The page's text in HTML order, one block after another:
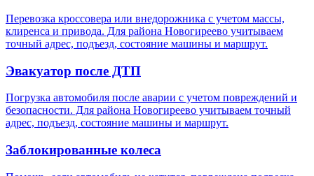
Перевозка кроссовера или внедорожника с учетом массы,
клиренса и привода. Для района Новогиреево учитываем
точный адрес, подъезд, состояние машины и маршрут.
Эвакуатор после ДТП
Погрузка автомобиля после аварии с учетом повреждений и
безопасности. Для района Новогиреево учитываем точный
адрес, подъезд, состояние машины и маршрут.
Заблокированные колеса